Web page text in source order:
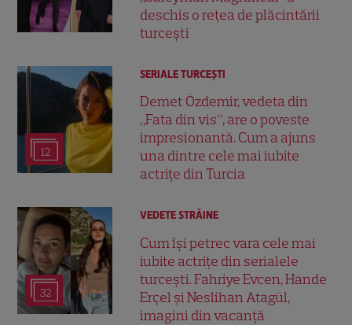
deschis o rețea de plăcintării
turcești
12
SERIALE TURCEŞTI
Demet Özdemir, vedeta din
„Fata din vis”, are o poveste
impresionantă. Cum a ajuns
una dintre cele mai iubite
actrițe din Turcia
32
VEDETE STRĂINE
Cum își petrec vara cele mai
iubite actrițe din serialele
turcești. Fahriye Evcen, Hande
Erçel și Neslihan Atagül,
imagini din vacanță